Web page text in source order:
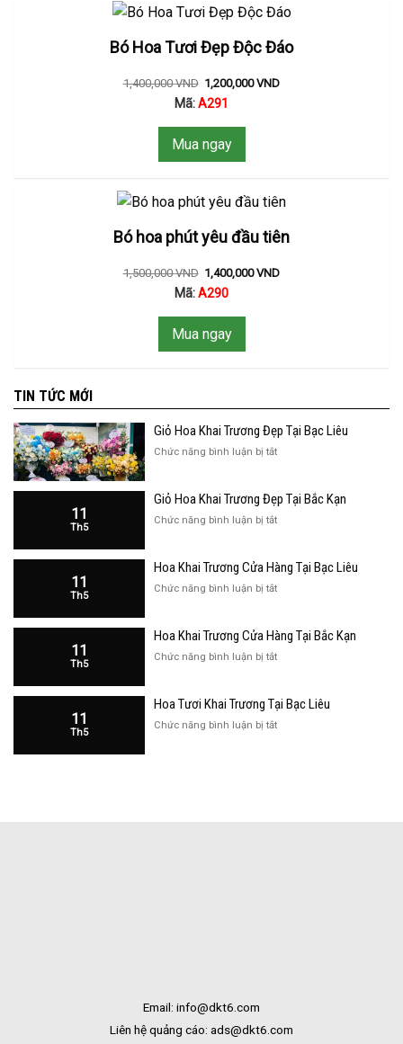
Bó Hoa Tươi Đẹp Độc Đáo
1,400,000VND 1,200,000VND
Mã:A291
Mua ngay
Bó hoa phút yêu đầu tiên
1,500,000VND 1,400,000VND
Mã:A290
Mua ngay
TIN TỨC MỚI
Giỏ Hoa Khai Trương Đẹp Tại Bạc Liêu
Chức năng bình luận bị tắtở
Khai
Đẹp
Liêu
11
Th5
Giỏ Hoa Khai Trương Đẹp Tại Bắc Kạn
Chức năng bình luận bị tắtở
Khai
Đẹp
Kạn
11
Th5
Hoa Khai Trương Cửa Hàng Tại Bạc Liêu
Chức năng bình luận bị tắtở
Trương
Hàng
Liêu
11
Th5
Hoa Khai Trương Cửa Hàng Tại Bắc Kạn
Chức năng bình luận bị tắtở
Trương
Hàng
11
Th5
Hoa Tươi Khai Trương Tại Bạc Liêu
Chức năng bình luận bị tắtở
Email: info@dkt6.com
Liên hệ quảng cáo: ads@dkt6.com